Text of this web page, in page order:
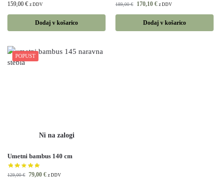
159,00 € z DDV
Dodaj v košarico
189,00€ 170,10 € z DDV
Dodaj v košarico
POPUST
Umetni bambus 140 cm
129,00€ 79,00 € z DDV